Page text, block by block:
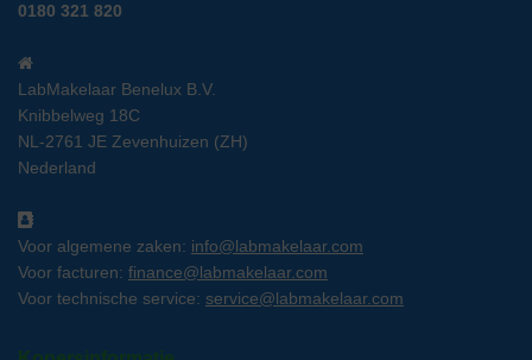
0180 321 820
LabMakelaar Benelux B.V.
Knibbelweg 18C
NL-2761 JE Zevenhuizen (ZH)
Nederland
Voor algemene zaken: info@labmakelaar.com
Voor facturen: finance@labmakelaar.com
Voor technische service: service@labmakelaar.com